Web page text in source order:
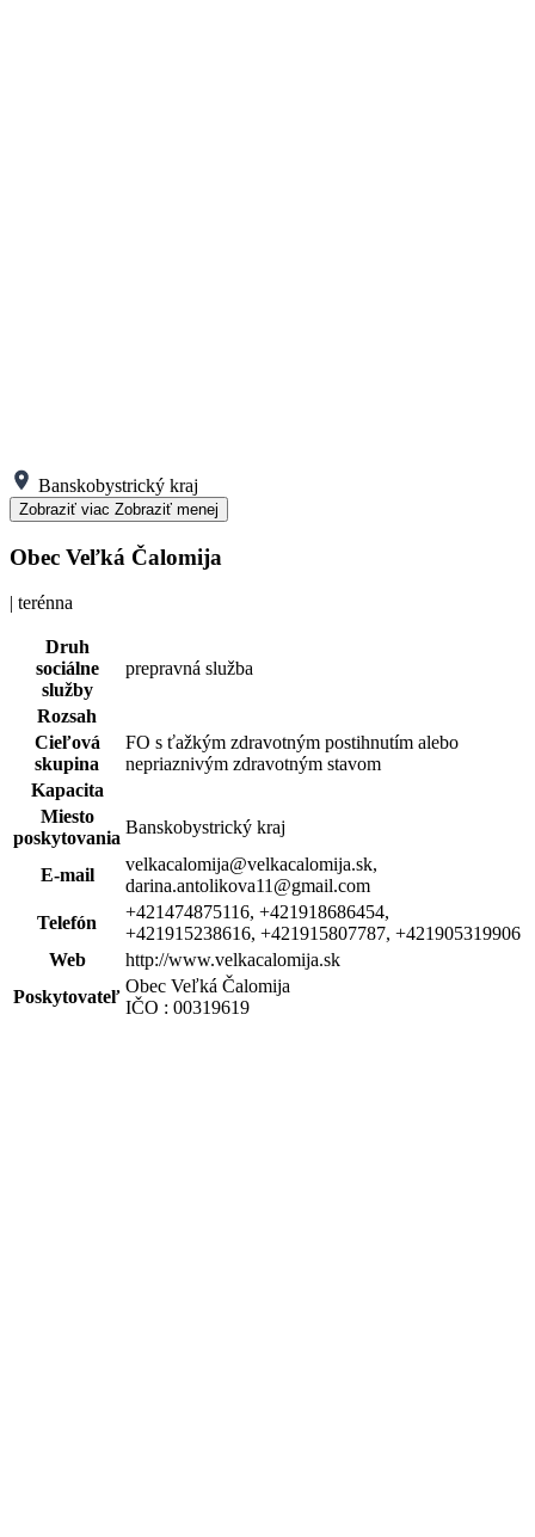
Banskobystrický kraj
Zobraziť viac Zobraziť menej
Obec Veľká Čalomija
| terénna
Druh
sociálne
služby
prepravná služba
Rozsah
Cieľová
skupina
FO s ťažkým zdravotným postihnutím alebo
nepriaznivým zdravotným stavom
Kapacita
Miesto
poskytovania
Banskobystrický kraj
E-mail
velkacalomija@velkacalomija.sk,
darina.antolikova11@gmail.com
Telefón
+421474875116, +421918686454,
+421915238616, +421915807787, +421905319906
Web
http://www.velkacalomija.sk
Poskytovateľ
Obec Veľká Čalomija
IČO : 00319619